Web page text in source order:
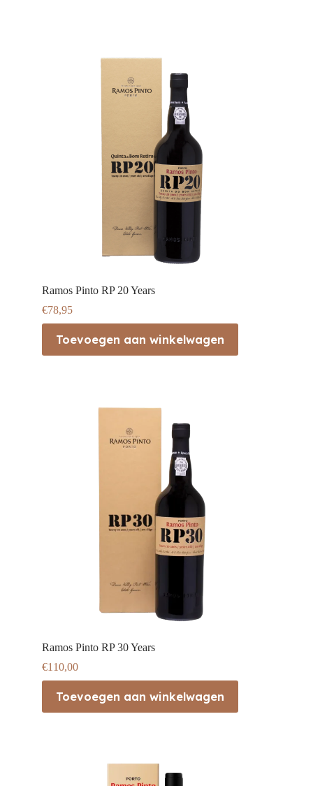
Ramos Pinto RP 20 Years
€78,95
Toevoegen aan winkelwagen
Ramos Pinto RP 30 Years
€110,00
Toevoegen aan winkelwagen